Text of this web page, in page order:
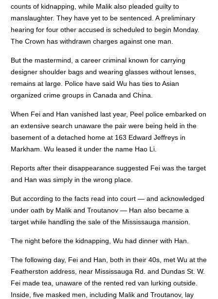
counts of kidnapping, while Malik also pleaded guilty to
manslaughter. They have yet to be sentenced. A preliminary
hearing for four other accused is scheduled to begin Monday.
The Crown has withdrawn charges against one man.
But the mastermind, a career criminal known for carrying
designer shoulder bags and wearing glasses without lenses,
remains at large. Police have said Wu has ties to Asian
organized crime groups in Canada and China.
When Fei and Han vanished last year, Peel police embarked on
an extensive search unaware the pair were being held in the
basement of a detached home at 163 Edward Jeffreys in
Markham. Wu leased it under the name Hao Li.
Reports after their disappearance suggested Fei was the target
and Han was simply in the wrong place.
But according to the facts read into court — and acknowledged
under oath by Malik and Troutanov — Han also became a
target while handling the sale of the Mississauga mansion.
The night before the kidnapping, Wu had dinner with Han.
The following day, Fei and Han, both in their 40s, met Wu at the
Featherston address, near Mississauga Rd. and Dundas St. W.
Fei made tea, unaware of the rented red van lurking outside.
Inside, five masked men, including Malik and Troutanov, lay